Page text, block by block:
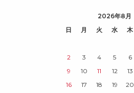
2026年8月
日
月 火 水 木
2
3 4 5 6
9
10 11 12 13
16
17 18 19 20